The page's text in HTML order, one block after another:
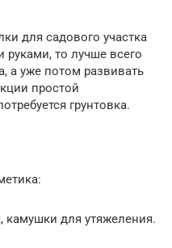
для садового участка
то лучше всего
а уже потом развивать
простой
грунтовка.
камушки для утяжеления.